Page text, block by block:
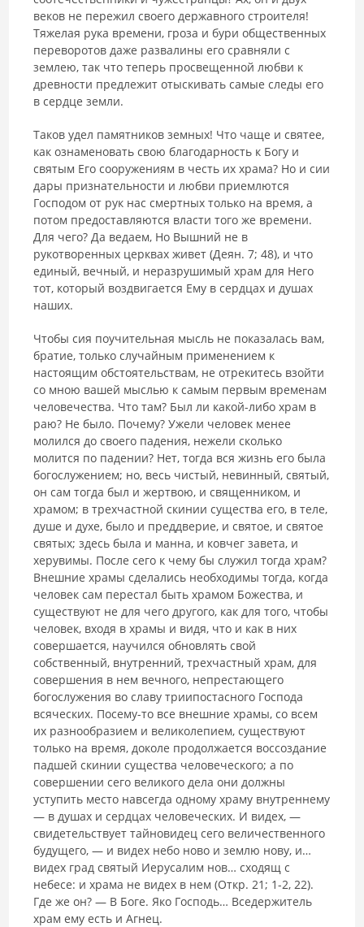
веков не пережил своего державного строителя!
Тяжелая рука времени, гроза и бури общественных
переворотов даже развалины его сравняли с
землею, так что теперь просвещенной любви к
древности предлежит отыскивать самые следы его
в сердце земли.
Таков удел памятников земных! Что чаще и святее,
как ознаменовать свою благодарность к Богу и
святым Его сооружениям в честь их храма? Но и сии
дары признательности и любви приемлются
Господом от рук нас смертных только на время, а
потом предоставляются власти того же времени.
Для чего? Да ведаем, Но Вышний не в
рукотворенных церквах живет (Деян. 7; 48), и что
единый, вечный, и неразрушимый храм для Него
тот, который воздвигается Ему в сердцах и душах
наших.
Чтобы сия поучительная мысль не показалась вам,
братие, только случайным применением к
настоящим обстоятельствам, не отрекитесь взойти
со мною вашей мыслью к самым первым временам
человечества. Что там? Был ли какой-либо храм в
раю? Не было. Почему? Ужели чело­век менее
молился до своего падения, нежели сколько
молится по падении? Нет, тогда вся жизнь его была
богослужением; но, весь чистый, невин­ный, святый,
он сам тогда был и жертвою, и священником, и
храмом; в трехчастной скинии существа его, в теле,
душе и духе, было и преддве­рие, и святое, и святое
святых; здесь была и манна, и ковчег завета, и
херувимы. После сего к чему бы служил тогда храм?
Внешние храмы сделались необходимы тогда, когда
человек сам перестал быть храмом Божества, и
существуют не для чего другого, как для того, чтобы
чело­век, входя в храмы и видя, что и как в них
совершается, научился обнов­лять свой
собственный, внутренний, трехчастный храм, для
совершения в нем вечного, непрестающего
богослужения во славу триипостасного Господа
всяческих. Посему-то все внешние храмы, со всем
их разнооб­разием и великолепием, существуют
только на время, доколе продолжается воссоздание
падшей скинии существа человеческого; а по
соверше­нии сего великого дела они должны
уступить место навсегда одному хра­му внутреннему
— в душах и сердцах человеческих. И видех, —
свидетель­ствует тайновидец сего величественного
будущего, — и видех небо ново и землю нову, и…
видех град святый Иерусалим нов… сходящ с
небесе: и храма не видех в нем (Откр. 21; 1-2, 22).
Где же он? — В Боге. Яко Гос­подь… Вседержитель
храм ему есть и Агнец.